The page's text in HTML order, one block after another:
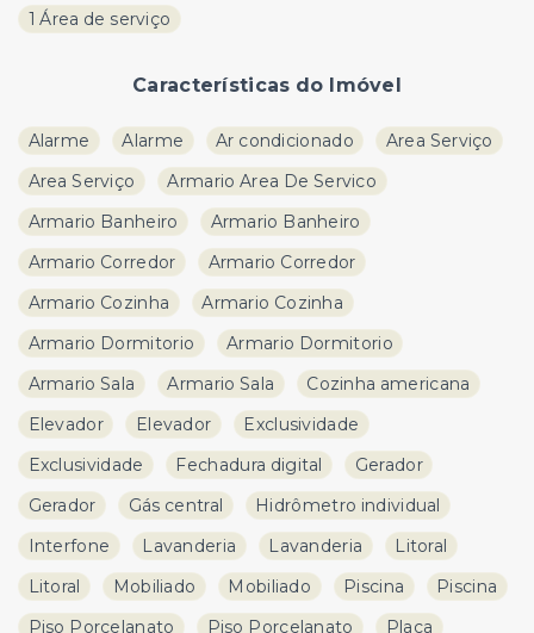
1 Área de serviço
Características do Imóvel
Alarme Alarme Ar condicionado
Area Serviço
Area Serviço
Armario Area De Servico
Armario Banheiro
Armario Banheiro
Armario Corredor
Armario Corredor
Armario Cozinha
Armario Cozinha
Armario Dormitorio
Armario Dormitorio
Armario Sala
Armario Sala
Cozinha americana
Elevador
Elevador
Exclusividade
Exclusividade
Fechadura digital
Gerador
Gerador
Gás central
Hidrômetro individual
Interfone
Lavanderia Lavanderia
Litoral
Litoral
Mobiliado Mobiliado Piscina
Piscina
Piso Porcelanato
Piso Porcelanato Placa